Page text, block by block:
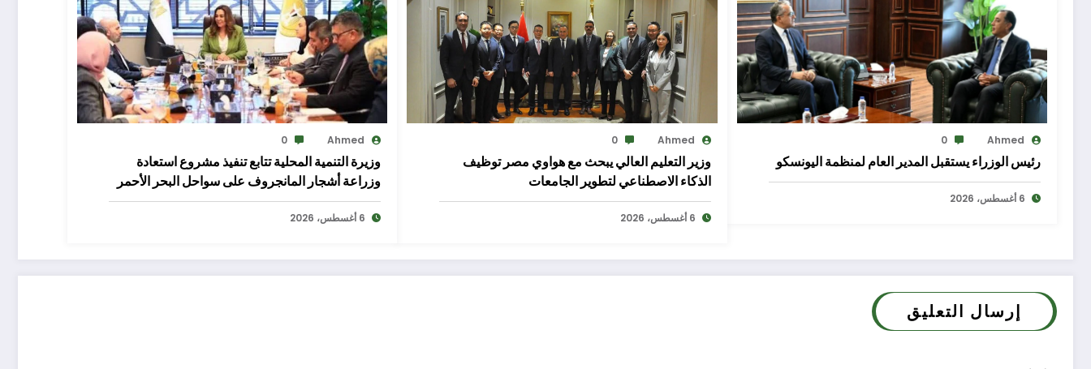
Ahmed
0
رئيس الوزراء يستقبل المدير العام لمنظمة اليونسكو
6 أغسطس، 2026
Ahmed
0
وزير التعليم العالي يبحث مع هواوي مصر توظيف
الذكاء الاصطناعي لتطوير الجامعات
6 أغسطس، 2026
Ahmed
0
وزيرة التنمية المحلية تتابع تنفيذ مشروع استعادة
وزراعة أشجار المانجروف على سواحل البحر الأحمر
6 أغسطس، 2026
إرسال التعليق